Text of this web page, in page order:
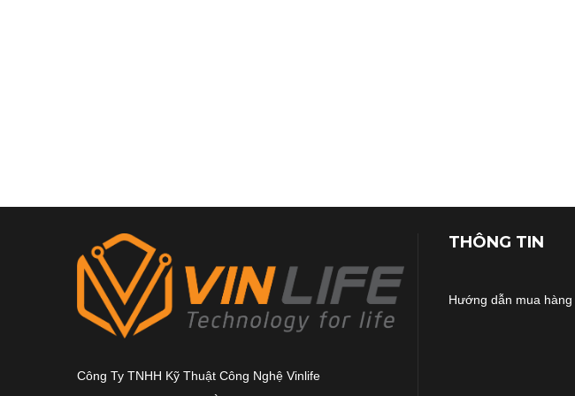
Công Ty TNHH Kỹ Thuật Công Nghệ Vinlife
THÔNG TIN
Hướng dẫn mua hàng